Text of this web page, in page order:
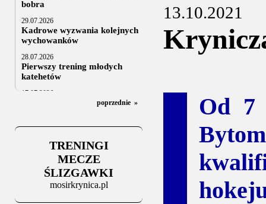
bobra
29.07.2026
Kadrowe wyzwania kolejnych
wychowanków
28.07.2026
Pierwszy trening młodych
katehetów
17.07.2026
U20: z kraju i z zagranicy
Za trzy tygodnie na lód
06.07.2025
Stowarzyszenie po Walnym
poprzednie »
TRENINGI
MECZE
ŚLIZGAWKI
mosirkrynica.pl
13.10.2021
Od 7